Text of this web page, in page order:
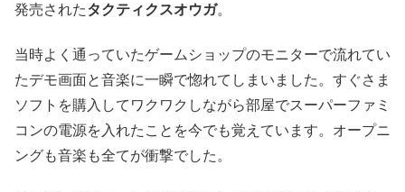
発売されたタクティクスオウガ。
当時よく通っていたゲームショップのモニターで流れてい
たデモ画面と音楽に一瞬で惚れてしまいました。すぐさま
ソフトを購入してワクワクしながら部屋でスーパーファミ
コンの電源を入れたことを今でも覚えています。オープニ
ングも音楽も全てが衝撃でした。